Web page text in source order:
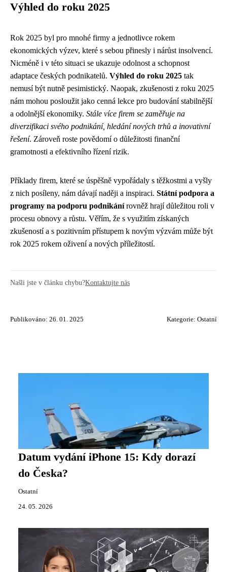
Výhled do roku 2025
Rok 2025 byl pro mnohé firmy a jednotlivce rokem
ekonomických výzev, které s sebou přinesly i nárůst insolvencí.
Nicméně i v této situaci se ukazuje odolnost a schopnost
adaptace českých podnikatelů. Výhled do roku 2025 tak
nemusí být nutně pesimistický. Naopak, zkušenosti z roku 2025
nám mohou posloužit jako cenná lekce pro budování stabilnější
a odolnější ekonomiky. Stále více firem se zaměřuje na
diverzifikaci svého podnikání, hledání nových trhů a inovativní
řešení. Zároveň roste povědomí o důležitosti finanční
gramotnosti a efektivního řízení rizik.
Příklady firem, které se úspěšně vypořádaly s těžkostmi a vyšly
z nich posíleny, nám dávají naději a inspiraci. Státní podpora a
programy na podporu podnikánírovněž hrají důležitou roli v
procesu obnovy a růstu. Věřím, že s využitím získaných
zkušeností a s pozitivním přístupem k novým výzvám může být
rok 2025 rokem oživení a nových příležitostí.
Našli jste v článku chybu?Kontaktujte nás
Publikováno: 26. 01. 2025 Kategorie: Ostatní
Datum vydání iPhone 15: Kdy dorazí
do Česka?
Ostatní
24. 05. 2026